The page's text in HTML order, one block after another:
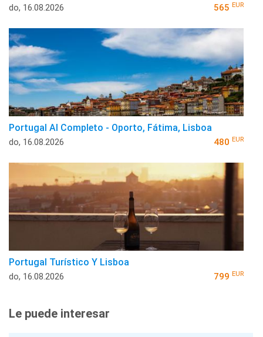
do, 16.08.2026 565 EUR
Portugal Al Completo - Oporto, Fátima, Lisboa
do, 16.08.2026 480 EUR
Portugal Turístico Y Lisboa
do, 16.08.2026 799 EUR
Le puede interesar